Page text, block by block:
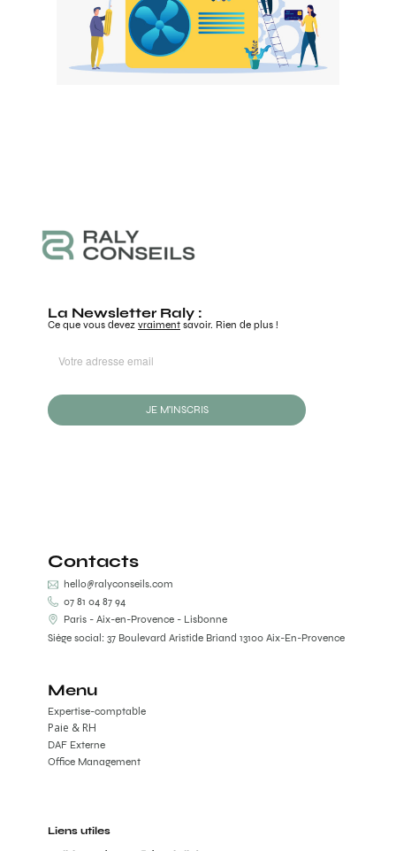
La Newsletter Raly :
Ce que vous devez vraiment savoir. Rien de plus !
JE M'INSCRIS
Contacts
hello@ralyconseils.com
07 81 04 87 94
Paris - Aix-en-Provence - Lisbonne
Siège social: 37 Boulevard Aristide Briand 13100 Aix-En-Provence
Menu
Expertise-comptable
DAF Externe
Office Management
Paie & RH
Liens utiles